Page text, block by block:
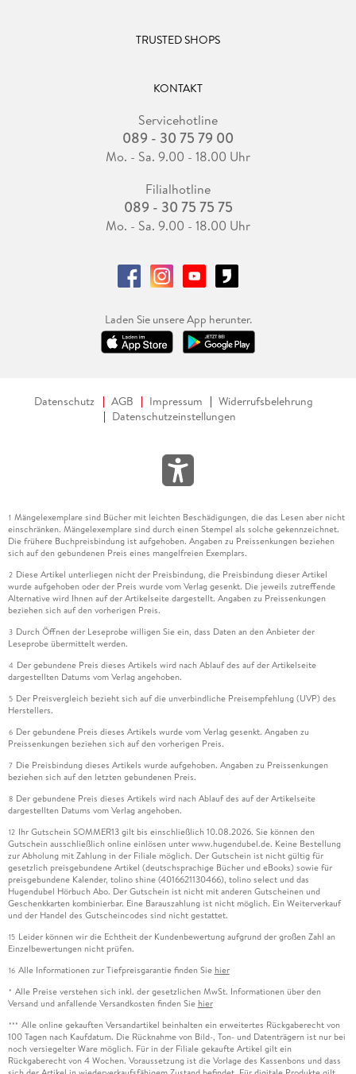
TRUSTED SHOPS
KONTAKT
Servicehotline
089 - 30 75 79 00
Mo. - Sa. 9.00 - 18.00 Uhr
Filialhotline
089 - 30 75 75 75
Mo. - Sa. 9.00 - 18.00 Uhr
Laden Sie unsere App herunter.
Datenschutz AGB Impressum
Widerrufsbelehrung
Datenschutzeinstellungen
1 Mängelexemplare sind Bücher mit leichten Beschädigungen, die das Lesen aber nicht
einschränken. Mängelexemplare sind durch einen Stempel als solche gekennzeichnet.
Die frühere Buchpreisbindung ist aufgehoben. Angaben zu Preissenkungen beziehen
sich auf den gebundenen Preis eines mangelfreien Exemplars.
2 Diese Artikel unterliegen nicht der Preisbindung, die Preisbindung dieser Artikel
wurde aufgehoben oder der Preis wurde vom Verlag gesenkt. Die jeweils zutreffende
Alternative wird Ihnen auf der Artikelseite dargestellt. Angaben zu Preissenkungen
beziehen sich auf den vorherigen Preis.
3 Durch Öffnen der Leseprobe willigen Sie ein, dass Daten an den Anbieter der
Leseprobe übermittelt werden.
4 Der gebundene Preis dieses Artikels wird nach Ablauf des auf der Artikelseite
dargestellten Datums vom Verlag angehoben.
5 Der Preisvergleich bezieht sich auf die unverbindliche Preisempfehlung (UVP) des
Herstellers.
6 Der gebundene Preis dieses Artikels wurde vom Verlag gesenkt. Angaben zu
Preissenkungen beziehen sich auf den vorherigen Preis.
7 Die Preisbindung dieses Artikels wurde aufgehoben. Angaben zu Preissenkungen
beziehen sich auf den letzten gebundenen Preis.
8 Der gebundene Preis dieses Artikels wird nach Ablauf des auf der Artikelseite
dargestellten Datums vom Verlag angehoben.
12 Ihr Gutschein SOMMER13 gilt bis einschließlich 10.08.2026. Sie können den
Gutschein ausschließlich online einlösen unter www.hugendubel.de. Keine Bestellung
zur Abholung mit Zahlung in der Filiale möglich. Der Gutschein ist nicht gültig für
gesetzlich preisgebundene Artikel (deutschsprachige Bücher und eBooks) sowie für
preisgebundene Kalender, tolino shine (4016621130466), tolino select und das
Hugendubel Hörbuch Abo. Der Gutschein ist nicht mit anderen Gutscheinen und
Geschenkkarten kombinierbar. Eine Barauszahlung ist nicht möglich. Ein Weiterverkauf
und der Handel des Gutscheincodes sind nicht gestattet.
15 Leider können wir die Echtheit der Kundenbewertung aufgrund der großen Zahl an
Einzelbewertungen nicht prüfen.
16 Alle Informationen zur Tiefpreisgarantie finden Sie hier
* Alle Preise verstehen sich inkl. der gesetzlichen MwSt. Informationen über den
Versand und anfallende Versandkosten finden Sie hier
*** Alle online gekauften Versandartikel beinhalten ein erweitertes Rückgaberecht von
100 Tagen nach Kaufdatum. Die Rücknahme von Bild-, Ton- und Datenträgern ist nur bei
noch versiegelter Ware möglich. Für in der Filiale gekaufte Artikel gilt ein
Rückgaberecht von 4 Wochen. Voraussetzung ist die Vorlage des Kassenbons und dass